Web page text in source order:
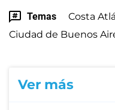
Temas Costa
Ciudad de Buenos
Ver más